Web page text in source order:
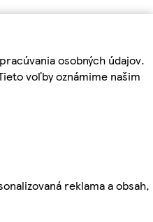
osobných údajov.
voľby oznámime našim
reklama a obsah,